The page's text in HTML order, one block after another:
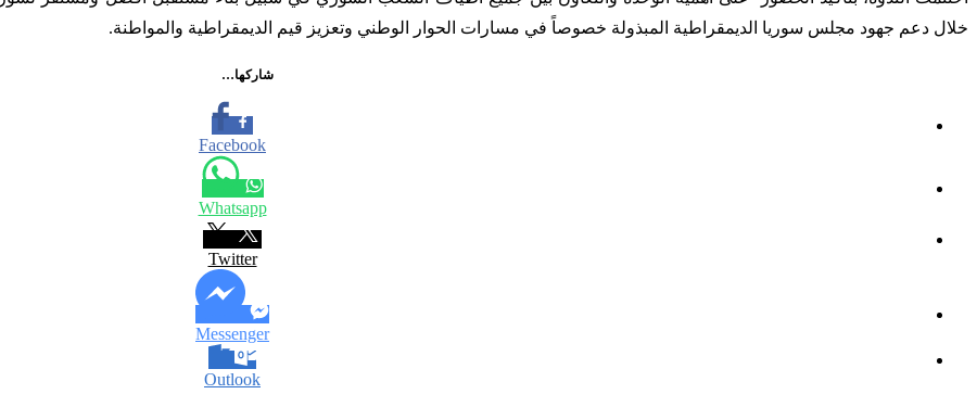
خلال دعم جهود مجلس سوريا الديمقراطية المبذولة خصوصاً في مسارات الحوار الوطني وتعزيز قيم الديمقراطية والمواطنة.
شاركها…
Facebook
Whatsapp
Twitter
Messenger
Outlook